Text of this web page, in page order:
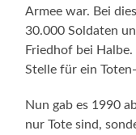
Armee war. Bei
30.000 Soldaten
Friedhof bei
Stelle für ein
Nun gab es 1990
nur Tote sind,